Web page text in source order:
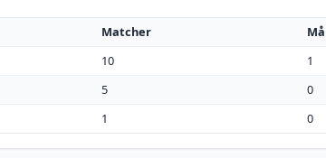
Matcher
10
1
5
0
1 0